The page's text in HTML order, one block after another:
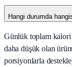
Hangi durumda
Günlük toplam kalori
daha düşük olan
porsiyonlarla